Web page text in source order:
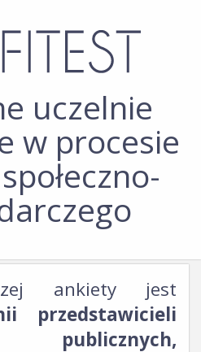
uczelnie
w procesie
ankiety jest
przedstawicieli